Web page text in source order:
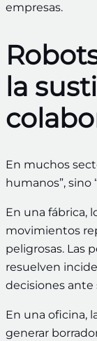
empresas.
la
En muchos
humanos”, sino
En una fábrica,
movimientos
peligrosas. Las
resuelven
decisiones ante
En una oficina,
generar